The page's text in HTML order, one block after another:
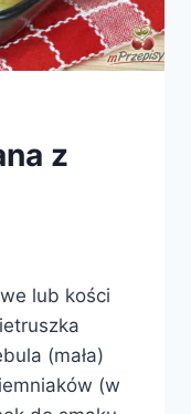
z
lub kości
(mała)
(w